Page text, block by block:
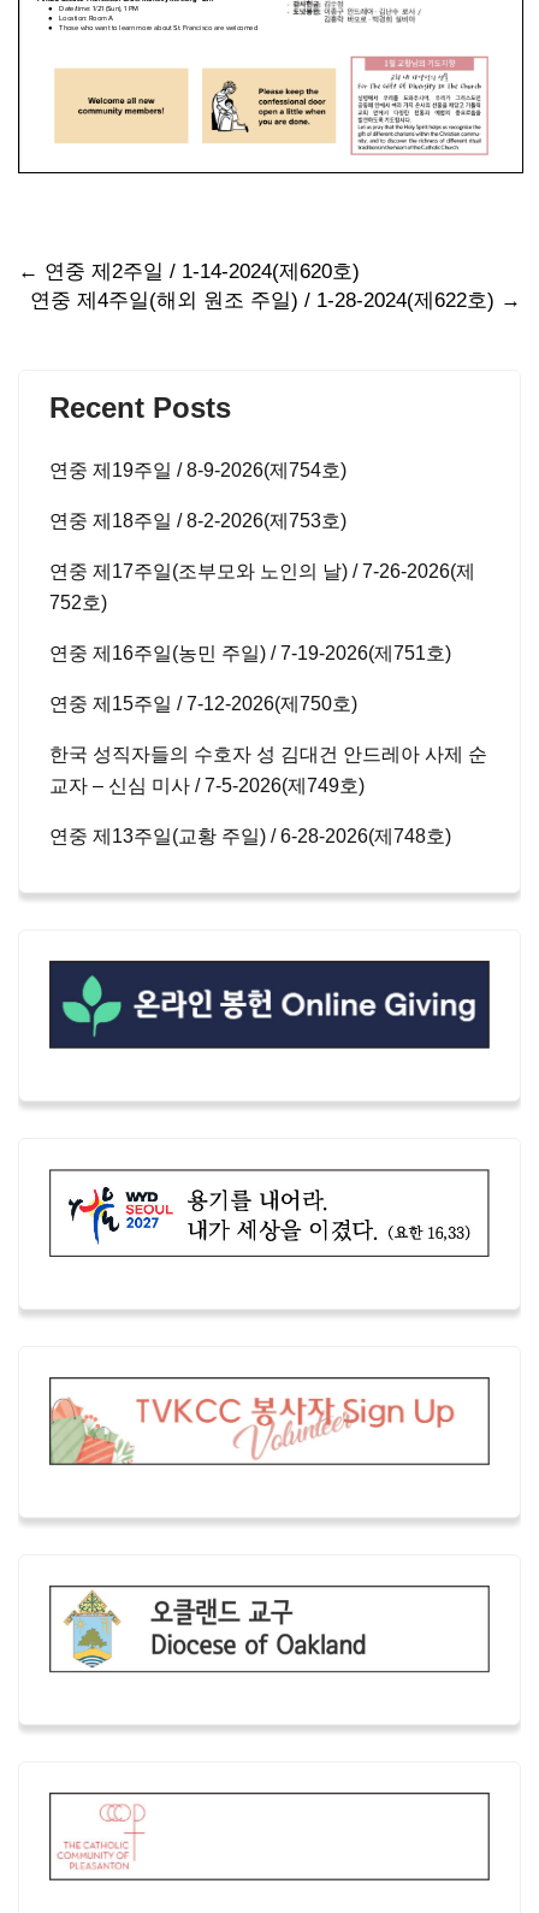
Post
navigation
← 연중 제2주일 / 1-14-2024(제620호)
연중 제4주일(해외 원조 주일) / 1-28-2024(제622호) →
Recent Posts
연중 제19주일 / 8-9-2026(제754호)
연중 제18주일 / 8-2-2026(제753호)
연중 제17주일(조부모와 노인의 날) / 7-26-2026(제
752호)
연중 제16주일(농민 주일) / 7-19-2026(제751호)
연중 제15주일 / 7-12-2026(제750호)
한국 성직자들의 수호자 성 김대건 안드레아 사제 순
교자 – 신심 미사 / 7-5-2026(제749호)
연중 제13주일(교황 주일) / 6-28-2026(제748호)